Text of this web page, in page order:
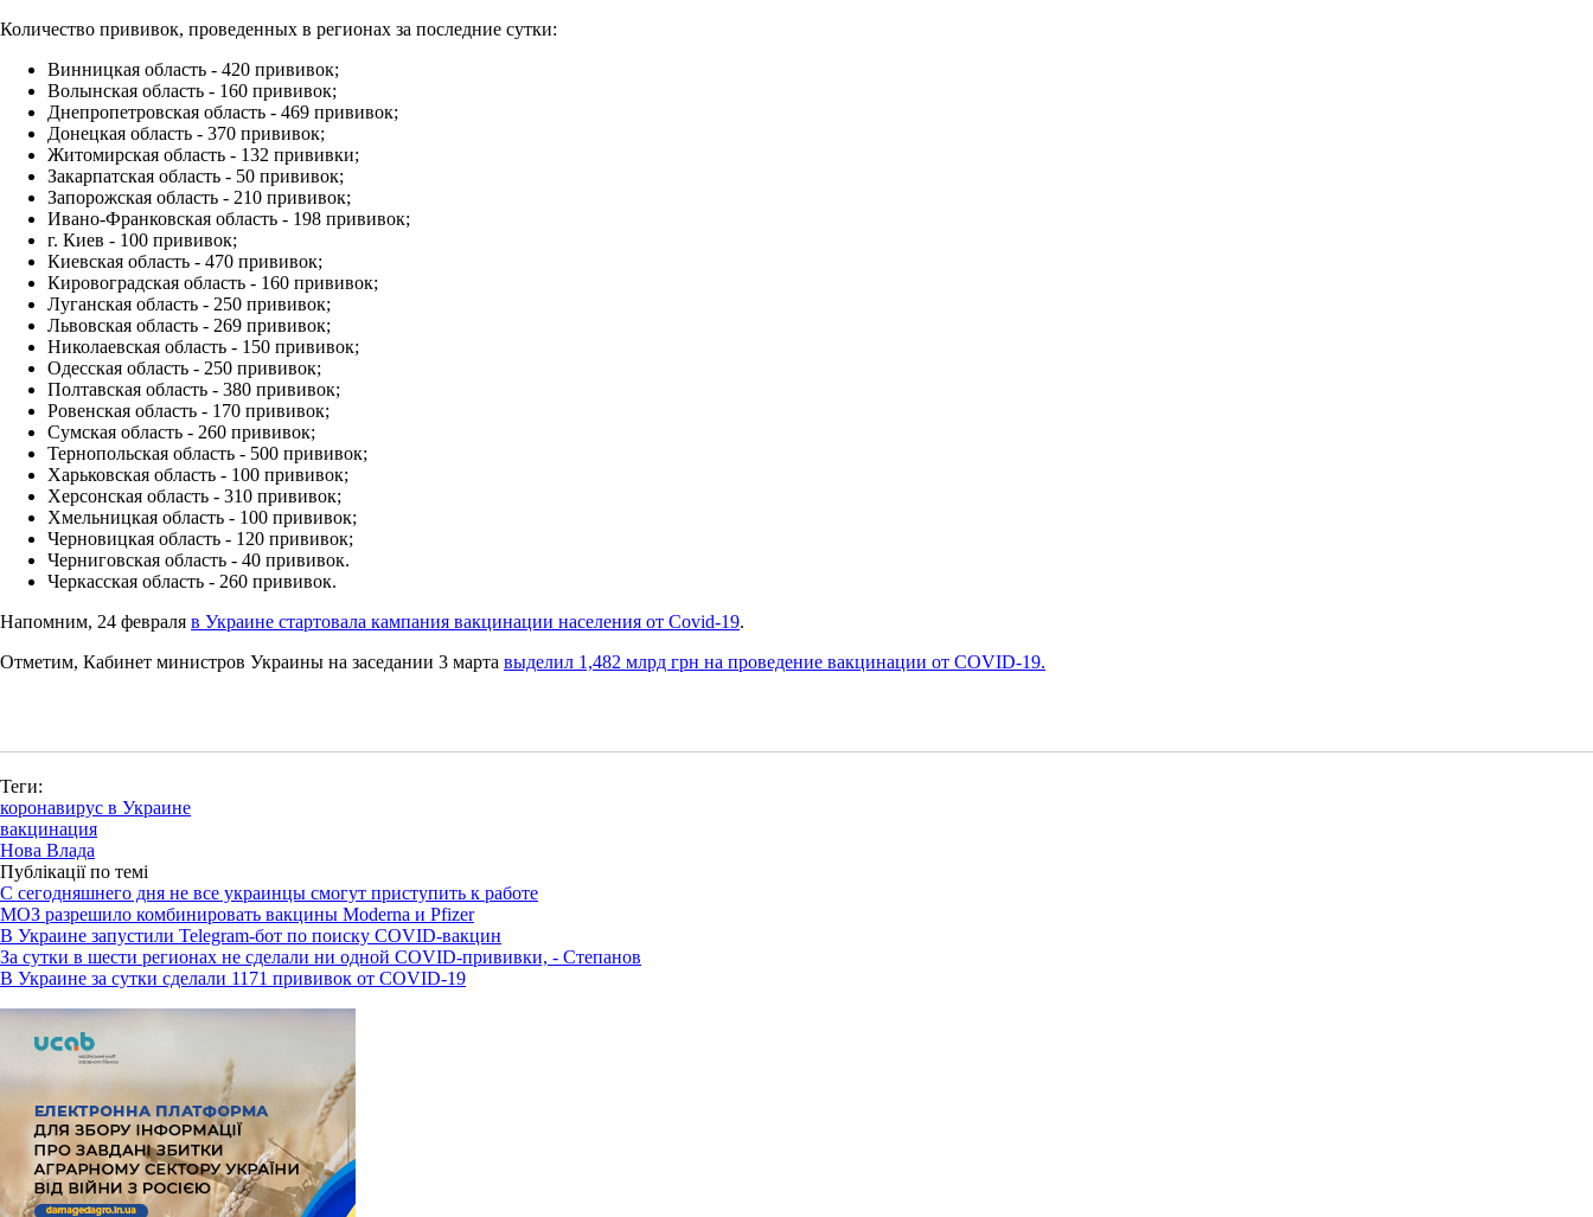
Количество прививок, проведенных в регионах за последние сутки:
Винницкая область - 420 прививок;
Волынская область - 160 прививок;
Днепропетровская область - 469 прививок;
Донецкая область - 370 прививок;
Житомирская область - 132 прививки;
Закарпатская область - 50 прививок;
Запорожская область - 210 прививок;
Ивано-Франковская область - 198 прививок;
г. Киев - 100 прививок;
Киевская область - 470 прививок;
Кировоградская область - 160 прививок;
Луганская область - 250 прививок;
Львовская область - 269 прививок;
Николаевская область - 150 прививок;
Одесская область - 250 прививок;
Полтавская область - 380 прививок;
Ровенская область - 170 прививок;
Сумская область - 260 прививок;
Тернопольская область - 500 прививок;
Харьковская область - 100 прививок;
Херсонская область - 310 прививок;
Хмельницкая область - 100 прививок;
Черновицкая область - 120 прививок;
Черниговская область - 40 прививок.
Черкасская область - 260 прививок.
Напомним, 24 февраля в Украине стартовала кампания вакцинации населения от Covid-19.
Отметим, Кабинет министров Украины на заседании 3 марта выделил 1,482 млрд грн на проведение вакцинации от COVID-19.
Теги:
коронавирус в Украине
вакцинация
Нова Влада
Публікації по темі
С сегодняшнего дня не все украинцы смогут приступить к работе
МОЗ разрешило комбинировать вакцины Moderna и Pfizer
В Украине запустили Telegram-бот по поиску COVID-вакцин
За сутки в шести регионах не сделали ни одной COVID-прививки, - Степанов
В Украине за сутки сделали 1171 прививок от COVID-19